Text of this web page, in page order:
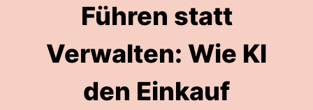
Führen statt
Verwalten: Wie KI
den Einkauf